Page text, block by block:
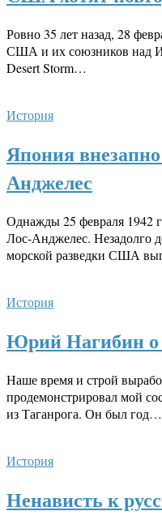
Ровно 35 лет назад, 28
США и их союзников над
Desert Storm…
История
Япония
Анджелес
Однажды 25 февраля 1942
Лос-Анджелес. Незадолго
морской разведки США
История
Юрий Нагибин
Наше время и строй
продемонстрировал мой
из Таганрога. Он был год…
История
Ненависть к